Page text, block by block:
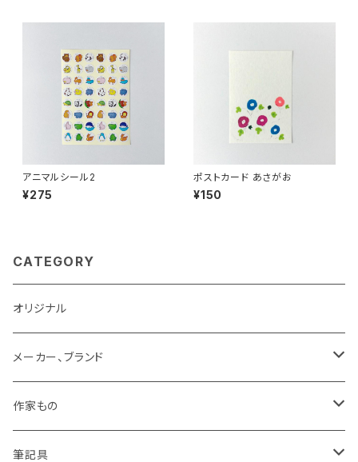
アニマルシール2
¥275
ポストカード あさがお
¥150
CATEGORY
オリジナル
メーカー、ブランド
LAMY
Pelikan
作家もの
オギハラナミ
筆記具